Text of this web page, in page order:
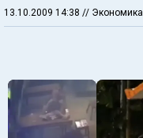
13.10.2009 14:38 // Экономика